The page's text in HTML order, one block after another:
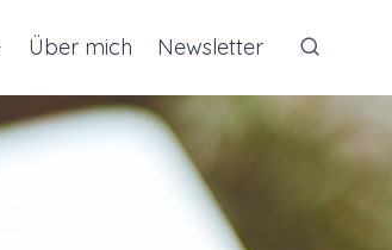
Über mich Newsletter